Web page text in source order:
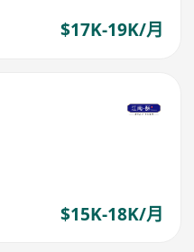
$17K-19K/月
$15K-18K/月